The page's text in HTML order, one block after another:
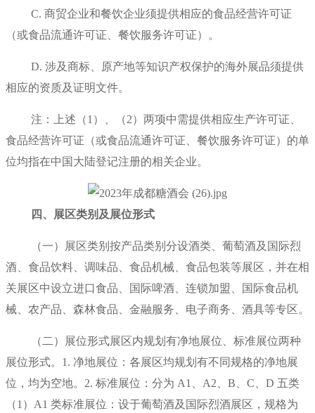
C. 商贸企业和餐饮企业须提供相应的食品经营许可证
（或食品流通许可证、餐饮服务许可证）。
D. 涉及商标、原产地等知识产权保护的海外展品须提供
相应的资质及证明文件。
注：上述（1）、（2）两项中需提供相应生产许可证、
食品经营许可证（或食品流通许可证、餐饮服务许可证）的单
位均指在中国大陆登记注册的相关企业。
四、展区类别及展位形式
（一）展区类别按产品类别分设酒类、葡萄酒及国际烈
酒、食品饮料、调味品、食品机械、食品包装等展区，并在相
关展区中设立进口食品、国际啤酒、连锁加盟、国际食品机
械、农产品、森林食品、金融服务、电子商务、酒具等专区。
（二）展位形式展区内规划有净地展位、标准展位两种
展位形式。1. 净地展位：各展区均规划有不同规格的净地展
位，均为空地。2. 标准展位：分为 A1、A2、B、C、D 五类
（1）A1 类标准展位：设于葡萄酒及国际烈酒展区，规格为